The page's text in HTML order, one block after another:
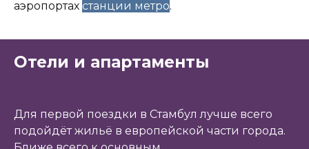
аэропортах станции метро.
Отели и апартаменты
Для первой поездки в Стамбул лучше всего
подойдёт жильё в европейской части города.